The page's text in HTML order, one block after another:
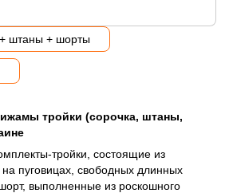
тройки (сорочка, штаны,
тройки, состоящие из
на пуговицах, свободных длинных
выполненные из роскошного
штаны + шорты